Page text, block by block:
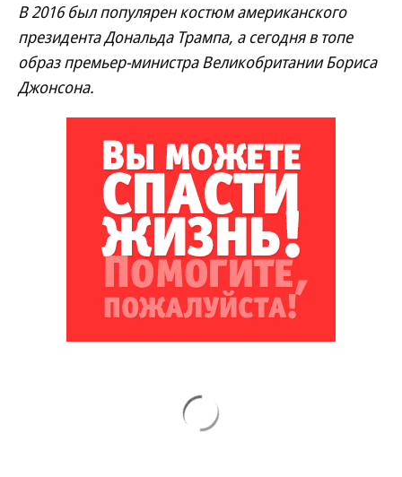
В 2016 был популярен костюм американского
президента Дональда Трампа, а сегодня в топе
образ премьер-министра Великобритании Бориса
Джонсона.